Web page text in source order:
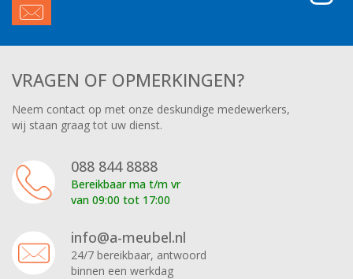
VRAGEN OF OPMERKINGEN?
Neem contact op met onze deskundige medewerkers,
wij staan graag tot uw dienst.
088 844 8888
Bereikbaar ma t/m vr
van 09:00 tot 17:00
info@a-meubel.nl
24/7 bereikbaar, antwoord
binnen een werkdag